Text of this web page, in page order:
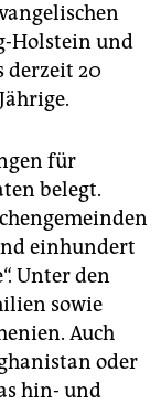
Holstein und
derzeit 20
für
belegt.
einhundert
Unter den
sowie
Auch
oder
hin- und